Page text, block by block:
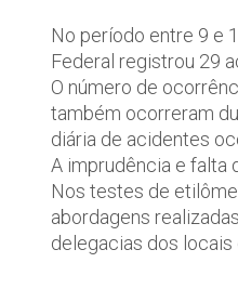
No período entre 9 e
Federal registrou 29
O número de
também ocorreram
diária de acidentes
A imprudência e falta
Nos testes de
abordagens
delegacias dos locais